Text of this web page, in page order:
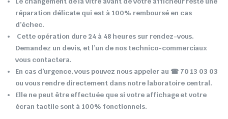
réparation délicate qui est à 100% remboursé en cas
d’échec.
Cette opération dure 24 à 48 heures sur rendez-vous.
Demandez un devis, et l’un de nos technico-commerciaux
vous contactera.
En cas d’urgence, vous pouvez nous appeler au ☎ 70 13 03 03
ou vous rendre directement dans notre laboratoire central.
Elle ne peut être effectuée que si votre affichage et votre
écran tactile sont à 100% fonctionnels.